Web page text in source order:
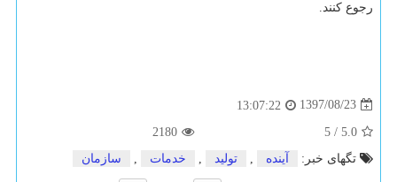
رجوع كنند.
1397/08/23
13:07:22
5.0
/
5
2180
تگهای خبر:
آینده , تولید , خدمات , سازمان